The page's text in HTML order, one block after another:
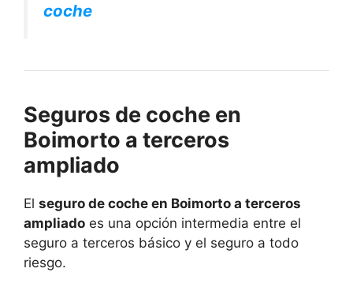
coche
Seguros de coche en
Boimorto a terceros
ampliado
El seguro de coche en Boimorto a terceros
ampliado es una opción intermedia entre el
seguro a terceros básico y el seguro a todo
riesgo.